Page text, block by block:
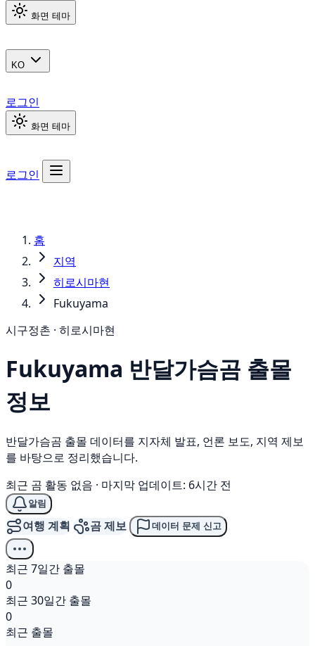
화면 테마
KO
로그인
화면 테마
로그인
홈
지역
히로시마현
Fukuyama
시구정촌 · 히로시마현
Fukuyama 반달가슴곰 출몰
정보
반달가슴곰 출몰 데이터를 지자체 발표, 언론 보도, 지역 제보
를 바탕으로 정리했습니다.
최근 곰 활동 없음 · 마지막 업데이트: 6시간 전
알림
여행 계획 곰 제보 데이터 문제 신고
최근 7일간 출몰
0
최근 30일간 출몰
0
최근 출몰